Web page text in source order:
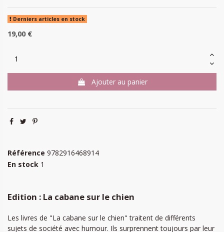
Derniers articles en stock
19,00 €
Ajouter au panier
Référence 9782916468914
En stock 1
Edition : La cabane sur le chien
Les livres de "La cabane sur le chien" traitent de différents
sujets de société avec humour. Ils surprennent toujours par leur